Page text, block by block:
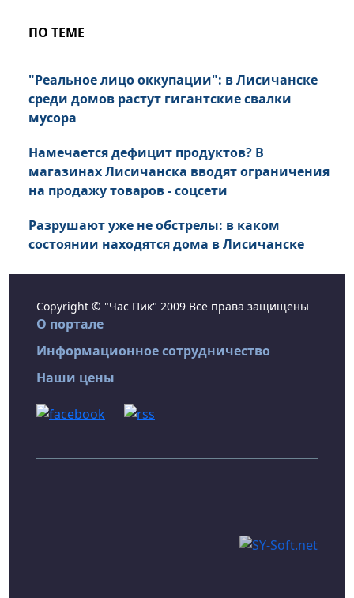
ПО ТЕМЕ
"Реальное лицо оккупации": в Лисичанске
среди домов растут гигантские свалки
мусора
Намечается дефицит продуктов? В
магазинах Лисичанска вводят ограничения
на продажу товаров - соцсети
Разрушают уже не обстрелы: в каком
состоянии находятся дома в Лисичанске
Copyright © "Час Пик" 2009 Все права защищены
О портале
Информационное сотрудничество
Наши цены